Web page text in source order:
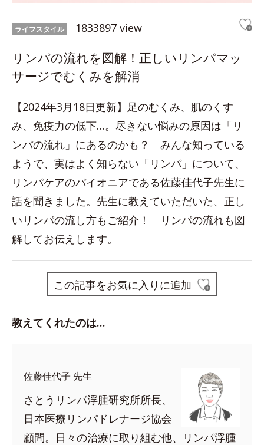
ライフスタイル 1833897 view
リンパの流れを図解！正しいリンパマッ
サージでむくみを解消
【2024年3月18日更新】足のむくみ、肌のくす
み、免疫力の低下…。尽きない悩みの原因は「リ
ンパの流れ」にあるのかも？ みんな知っている
ようで、実はよく知らない「リンパ」について、
リンパケアのパイオニアである佐藤佳代子先生に
話を聞きました。先生に教えていただいた、正し
いリンパの流し方もご紹介！ リンパの流れも図
解してお伝えします。
この記事をお気に入りに追加
教えてくれたのは…
佐藤佳代子 先生
さとうリンパ浮腫研究所所長、
日本医療リンパドレナージ協会
顧問。日々の治療に取り組む他、リンパ浮腫